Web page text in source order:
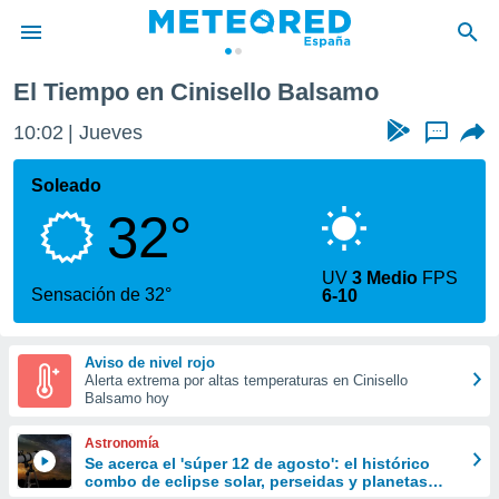
de
por
que se
calidad.
a este
las
y
forma
digital
basada
El Tiempo en Cinisello Balsamo
10:02 Jueves ...
Soleado
32°
Sensación de 32°
UV3 Medio FPS
6-10
Aviso de nivel rojo
Alerta extrema por altas temperaturas en Cinisello
Balsamo hoy
Astronomía
Se acerca el 'súper 12 de agosto': el histórico
combo de eclipse solar, perseidas y planetas